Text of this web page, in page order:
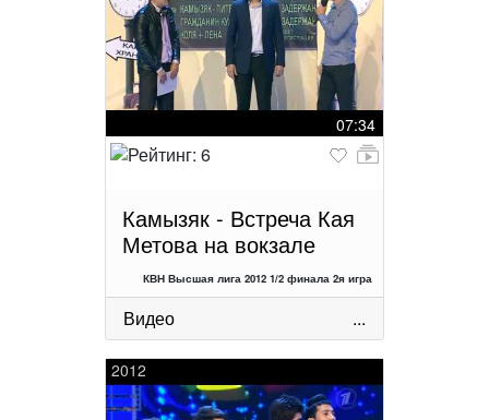
07:34
Камызяк - Встреча Кая
Метова на вокзале
КВН Высшая лига 2012 1/2 финала 2я игра
Видео ...
2012